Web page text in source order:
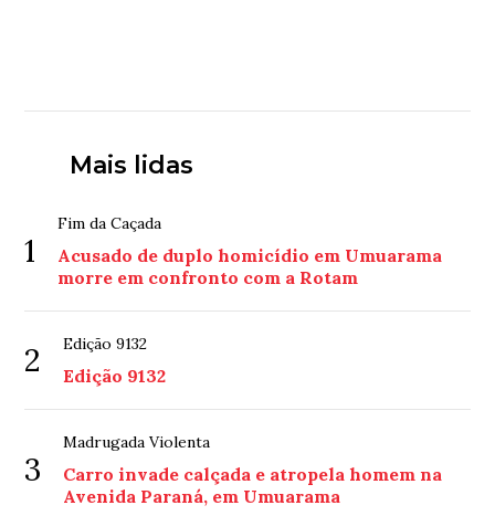
Mais lidas
1
Fim da Caçada
Acusado de duplo homicídio em Umuarama
morre em confronto com a Rotam
2 Edição 9132
Edição 9132
3
Madrugada Violenta
Carro invade calçada e atropela homem na
Avenida Paraná, em Umuarama